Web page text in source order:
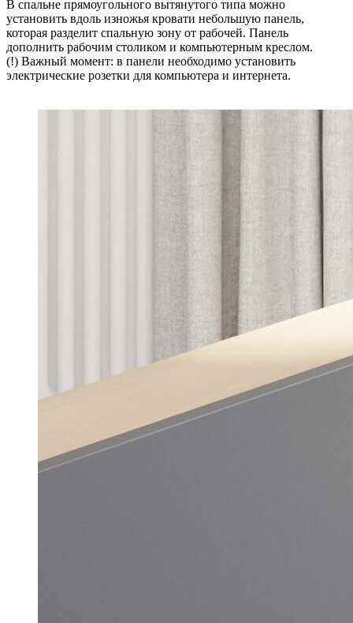
В спальне прямоугольного вытянутого типа можно
установить вдоль изножья кровати небольшую панель,
которая разделит спальную зону от рабочей. Панель
дополнить рабочим столиком и компьютерным креслом.
(!) Важный момент: в панели необходимо установить
электрические розетки для компьютера и интернета.